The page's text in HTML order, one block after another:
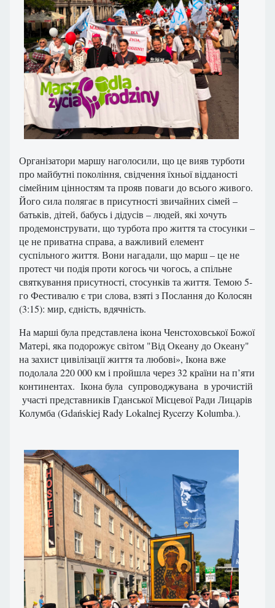
Організатори маршу наголосили, що це вияв турботи
про майбутні покоління, свідчення їхньої відданості
сімейним цінностям та прояв поваги до всього живого.
Його сила полягає в присутності звичайних сімей –
батьків, дітей, бабусь і дідусів – людей, які хочуть
продемонструвати, що турбота про життя та стосунки –
це не приватна справа, а важливий елемент
суспільного життя. Вони нагадали, що марш – це не
протест чи подія проти когось чи чогось, а спільне
святкування присутності, стосунків та життя. Темою 5-
го Фестивалю є три слова, взяті з Послання до Колосян
(3:15): мир, єдність, вдячність.
На марші була представлена ​​ікона Ченстоховської Божої
Матері, яка подорожує світом "Від Океану до Океану"
на захист цивілізації життя та любові», Ікона вже
подолала 220 000 км і пройшла через 32 країни на п’яти
континентах. Ікона була супроводжувана в урочистій
участі представників Гданської Місцевої Ради Лицарів
Колумба (Gdańskiej Rady Lokalnej Rycerzy Kolumba.).